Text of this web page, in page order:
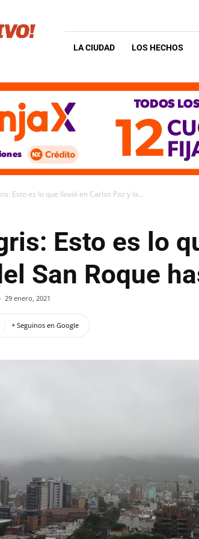
LA CIUDAD LOS HECHOS
Esto es lo que llovió en Carlos Paz y la...
Esto es lo
San Roque
29 enero, 2021
+ Seguinos en Google